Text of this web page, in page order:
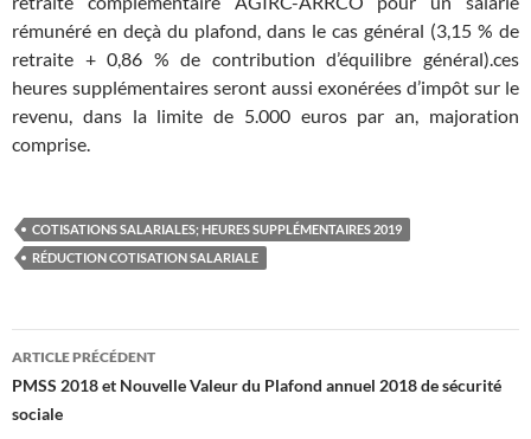
rémunéré en deçà du plafond, dans le cas général (3,15 % de
retraite + 0,86 % de contribution d’équilibre général).ces
heures supplémentaires seront aussi exonérées d’impôt sur le
revenu, dans la limite de 5.000 euros par an, majoration
comprise.
COTISATIONS SALARIALES; HEURES SUPPLÉMENTAIRES 2019
RÉDUCTION COTISATION SALARIALE
Navigation
des
articles
ARTICLE PRÉCÉDENT
PMSS 2018 et Nouvelle Valeur du Plafond annuel 2018 de sécurité
sociale